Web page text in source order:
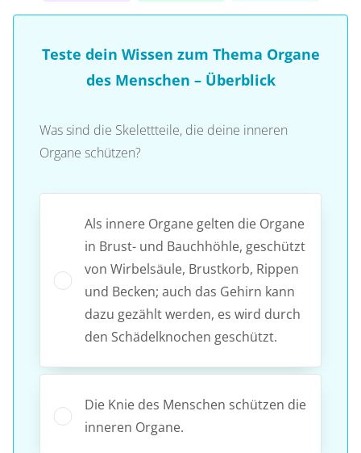
Teste dein Wissen zum Thema Organe
des Menschen – Überblick
Was sind die Skelettteile, die deine inneren
Organe schützen?
Als innere Organe gelten die Organe
in Brust- und Bauchhöhle, geschützt
von Wirbelsäule, Brustkorb, Rippen
und Becken; auch das Gehirn kann
dazu gezählt werden, es wird durch
den Schädelknochen geschützt.
Die Knie des Menschen schützen die
inneren Organe.